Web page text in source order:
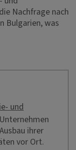
Nachfrage nach
Bulgarien, was
und
ihrer
vor Ort.